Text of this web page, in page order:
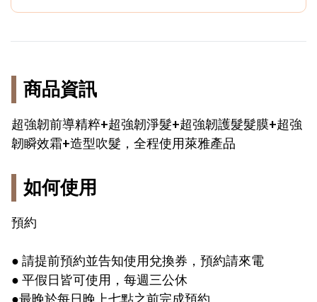
商品資訊
超強韌前導精粹+超強韌淨髮+超強韌護髮髮膜+超強
韌瞬效霜+造型吹髮，全程使用萊雅產品
如何使用
預約
● 請提前預約並告知使用兌換券，預約請來電
● 平假日皆可使用，每週三公休
●最晚於每日晚上七點之前完成預約